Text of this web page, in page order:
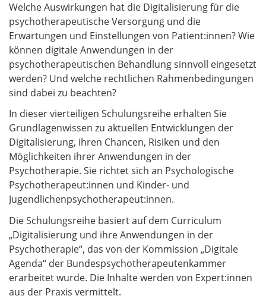
Welche Auswirkungen hat die Digitalisierung für die
psychotherapeutische Versorgung und die
Erwartungen und Einstellungen von Patient:innen? Wie
können digitale Anwendungen in der
psychotherapeutischen Behandlung sinnvoll eingesetzt
werden? Und welche rechtlichen Rahmenbedingungen
sind dabei zu beachten?
In dieser vierteiligen Schulungsreihe erhalten Sie
Grundlagenwissen zu aktuellen Entwicklungen der
Digitalisierung, ihren Chancen, Risiken und den
Möglichkeiten ihrer Anwendungen in der
Psychotherapie. Sie richtet sich an Psychologische
Psychotherapeut:innen und Kinder- und
Jugendlichenpsychotherapeut:innen.
Die Schulungsreihe basiert auf dem Curriculum
„Digitalisierung und ihre Anwendungen in der
Psychotherapie“, das von der Kommission „Digitale
Agenda“ der Bundespsychotherapeutenkammer
erarbeitet wurde. Die Inhalte werden von Expert:innen
aus der Praxis vermittelt.